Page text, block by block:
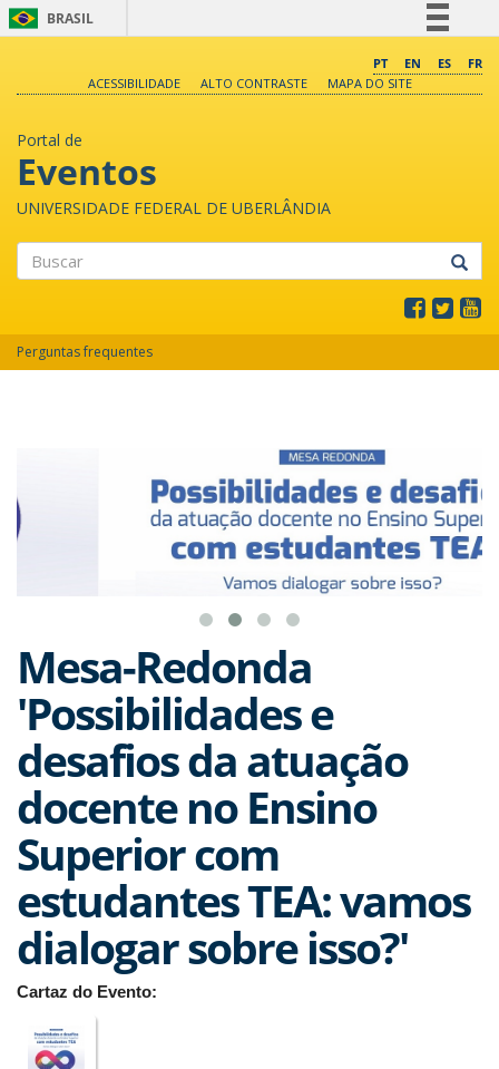
BRASIL
Comunica BR
PT EN ES
FR
ACESSIBILIDADE
ALTO CONTRASTE MAPA DO SITE
Portal de
Eventos
UNIVERSIDADE FEDERAL DE UBERLÂNDIA
Perguntas frequentes
Mesa-Redonda
'Possibilidades e
desafios da atuação
docente no Ensino
Superior com
estudantes TEA: vamos
dialogar sobre isso?'
Cartaz do Evento: